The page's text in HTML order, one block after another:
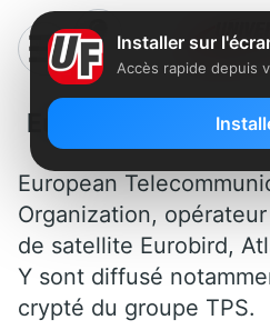
Eutelsat
European
Organization,
de satellite Eurobird,
Y sont diffusé
crypté du groupe TPS.
Installer sur
Accès rapide depuis